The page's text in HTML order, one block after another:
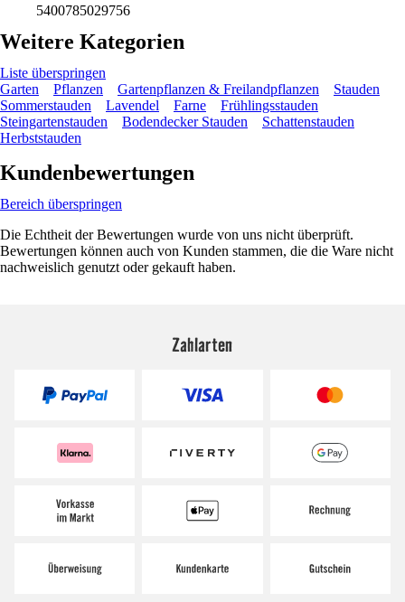
5400785029756
Weitere Kategorien
Liste überspringen
Garten
Pflanzen Gartenpflanzen & Freilandpflanzen
Stauden
Sommerstauden
Lavendel Farne
Frühlingsstauden
Steingartenstauden
Bodendecker Stauden
Schattenstauden
Herbststauden
Kundenbewertungen
Bereich überspringen
Die Echtheit der Bewertungen wurde von uns nicht überprüft.
Bewertungen können auch von Kunden stammen, die die Ware nicht
nachweislich genutzt oder gekauft haben.
Zahlarten